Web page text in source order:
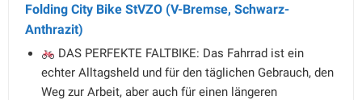
Folding City Bike StVZO (V-Bremse, Schwarz-
Anthrazit)
DAS PERFEKTE FALTBIKE: Das Fahrrad ist ein
echter Alltagsheld und für den täglichen Gebrauch, den
Weg zur Arbeit, aber auch für einen längeren